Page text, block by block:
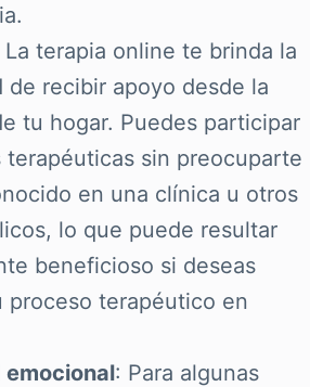
La terapia online te brinda la
de recibir apoyo desde la
tu hogar. Puedes participar
terapéuticas sin preocuparte
en una clínica u otros
lo que puede resultar
beneficioso si deseas
proceso terapéutico en
emocional: Para algunas